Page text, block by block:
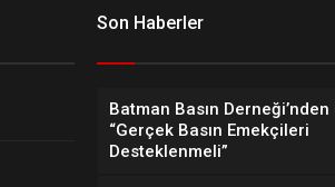
Son Haberler
Batman Basın Derneği’nden
“Gerçek Basın Emekçileri
Desteklenmeli”